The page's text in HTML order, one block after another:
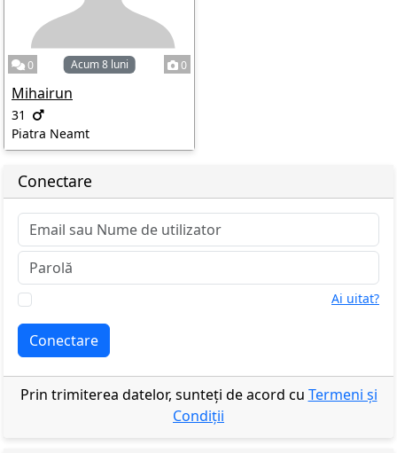
0 Acum 8 luni 0
Mihairun
31
Piatra Neamt
Conectare
Ai uitat?
Conectare
Prin trimiterea datelor, sunteți de acord cu Termeni și
Condiții